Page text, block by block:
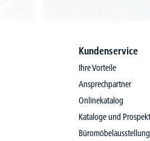
Kundenservice
Ihre Vorteile
Ansprechpartner
Onlinekatalog
Kataloge und
Büromöbelausstellung